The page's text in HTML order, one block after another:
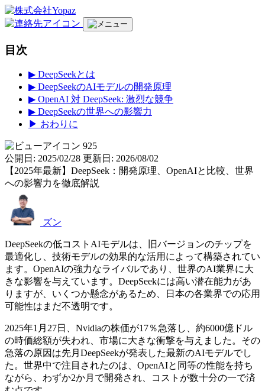
目次
▶︎ DeepSeekとは
▶︎ DeepSeekのAIモデルの開発原理
▶︎ OpenAI 対 DeepSeek: 激烈な競争
▶︎ DeepSeekの世界への影響力
▶︎ おわりに
925
公開日: 2025/02/28 更新日: 2026/08/02
【2025年最新】DeepSeek：開発原理、OpenAIと比較、世界
への影響力を徹底解説
ズン
DeepSeekの低コストAIモデルは、旧バージョンのチップを
最適化し、技術モデルの効果的な活用によって構築されてい
ます。OpenAIの強力なライバルであり、世界のAI業界に大
きな影響を与えています。DeepSeekには高い潜在能力があ
りますが、いくつか懸念があるため、日本の各業界での応用
可能性はまだ不透明です。
2025年1月27日、Nvidiaの株価が17％急落し、約6000億ドル
の時価総額が失われ、市場に大きな衝撃を与えました。その
急落の原因は先月DeepSeekが発表した最新のAIモデルでし
た。世界中で注目されたのは、OpenAIと同等の性能を持ち
ながら、わずか2か月で開発され、コストが数十分の一で済